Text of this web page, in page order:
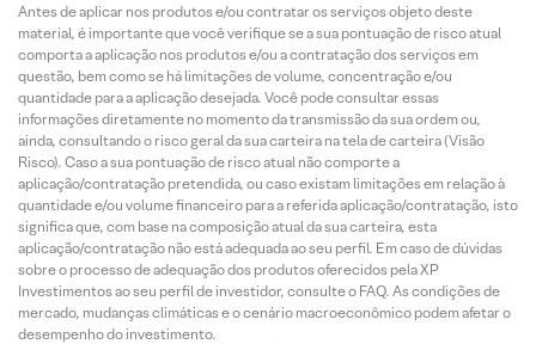
Antes de aplicar nos produtos e/ou contratar os serviços objeto deste
material, é importante que você verifique se a sua pontuação de risco atual
comporta a aplicação nos produtos e/ou a contratação dos serviços em
questão, bem como se há limitações de volume, concentração e/ou
quantidade para a aplicação desejada. Você pode consultar essas
informações diretamente no momento da transmissão da sua ordem ou,
ainda, consultando o risco geral da sua carteira na tela de carteira (Visão
Risco). Caso a sua pontuação de risco atual não comporte a
aplicação/contratação pretendida, ou caso existam limitações em relação à
quantidade e/ou volume financeiro para a referida aplicação/contratação, isto
significa que, com base na composição atual da sua carteira, esta
aplicação/contratação não está adequada ao seu perfil. Em caso de dúvidas
sobre o processo de adequação dos produtos oferecidos pela XP
Investimentos ao seu perfil de investidor, consulte o FAQ. As condições de
mercado, mudanças climáticas e o cenário macroeconômico podem afetar o
desempenho do investimento.